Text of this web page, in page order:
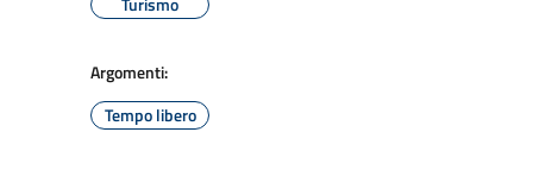
Argomenti:
Tempo libero